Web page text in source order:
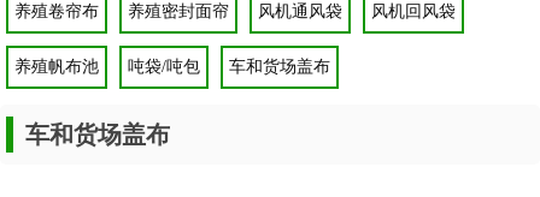
养殖卷帘布 养殖密封面帘 风机通风袋 风机回风袋
养殖帆布池 吨袋/吨包 车和货场盖布
车和货场盖布